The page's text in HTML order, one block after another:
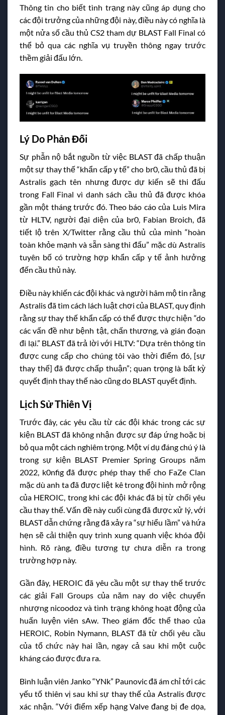
Thông tin cho biết tình trạng này cũng áp dụng cho
các đội trưởng của những đội này, điều này có nghĩa là
một nửa số cầu thủ CS2 tham dự BLAST Fall Final có
thể bỏ qua các nghĩa vụ truyền thông ngay trước
thềm giải đấu lớn.
Lý Do Phản Đối
Sự phẫn nộ bắt nguồn từ việc BLAST đã chấp thuận
một sự thay thế “khẩn cấp y tế” cho br0, cầu thủ đã bị
Astralis gạch tên nhưng được dự kiến sẽ thi đấu
trong Fall Final vì danh sách cầu thủ đã được khóa
gần một tháng trước đó. Theo báo cáo của Luis Mira
từ HLTV, người đại diện của br0, Fabian Broich, đã
tiết lộ trên X/Twitter rằng cầu thủ của mình “hoàn
toàn khỏe mạnh và sẵn sàng thi đấu” mặc dù Astralis
tuyên bố có trường hợp khẩn cấp y tế ảnh hưởng
đến cầu thủ này.
Điều này khiến các đội khác và người hâm mộ tin rằng
Astralis đã tìm cách lách luật chơi của BLAST, quy định
rằng sự thay thế khẩn cấp có thể được thực hiện “do
các vấn đề như bệnh tật, chấn thương, và gián đoạn
đi lại.” BLAST đã trả lời với HLTV: “Dựa trên thông tin
được cung cấp cho chúng tôi vào thời điểm đó, [sự
thay thế] đã được chấp thuận”; quan trọng là bất kỳ
quyết định thay thế nào cũng do BLAST quyết định.
Lịch Sử Thiên Vị
Trước đây, các yêu cầu từ các đội khác trong các sự
kiện BLAST đã không nhận được sự đáp ứng hoặc bị
bỏ qua một cách nghiêm trọng. Một ví dụ đáng chú ý là
trong sự kiện BLAST Premier Spring Groups năm
2022, k0nfig đã được phép thay thế cho FaZe Clan
mặc dù anh ta đã được liệt kê trong đội hình mở rộng
của HEROIC, trong khi các đội khác đã bị từ chối yêu
cầu thay thế. Vấn đề này cuối cùng đã được xử lý, với
BLAST dẫn chứng rằng đã xảy ra “sự hiểu lầm” và hứa
hẹn sẽ cải thiện quy trình xung quanh việc khóa đội
hình. Rõ ràng, điều tương tự chưa diễn ra trong
trường hợp này.
Gần đây, HEROIC đã yêu cầu một sự thay thế trước
các giải Fall Groups của năm nay do việc chuyển
nhượng nicoodoz và tình trạng không hoạt động của
huấn luyện viên sAw. Theo giám đốc thể thao của
HEROIC, Robin Nymann, BLAST đã từ chối yêu cầu
của tổ chức này hai lần, ngay cả sau khi một cuộc
kháng cáo được đưa ra.
Bình luận viên Janko “YNk” Paunovic đã ám chỉ tới các
yếu tố thiên vị sau khi sự thay thế của Astralis được
xác nhận. “Với điểm xếp hạng Valve đang bị đe dọa,